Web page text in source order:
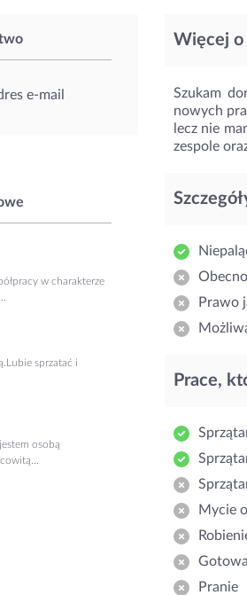
e-mail
w charakterze
sprzatać i
osobą
Więcej o
Szukam
nowych
lecz nie
zespole
Prawo
Prace,
Mycie
Pranie